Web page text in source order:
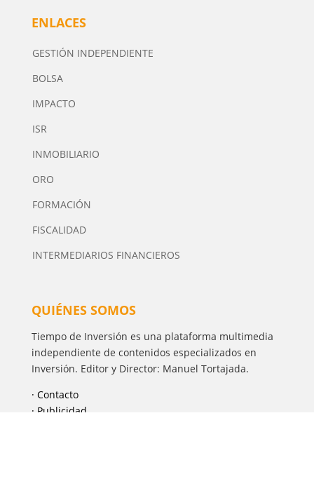
ENLACES
GESTIÓN INDEPENDIENTE
BOLSA
IMPACTO
ISR
INMOBILIARIO
ORO
FORMACIÓN
FISCALIDAD
INTERMEDIARIOS FINANCIEROS
QUIÉNES SOMOS
Tiempo de Inversión es una plataforma multimedia
independiente de contenidos especializados en
Inversión. Editor y Director: Manuel Tortajada.
· Contacto
· Publicidad